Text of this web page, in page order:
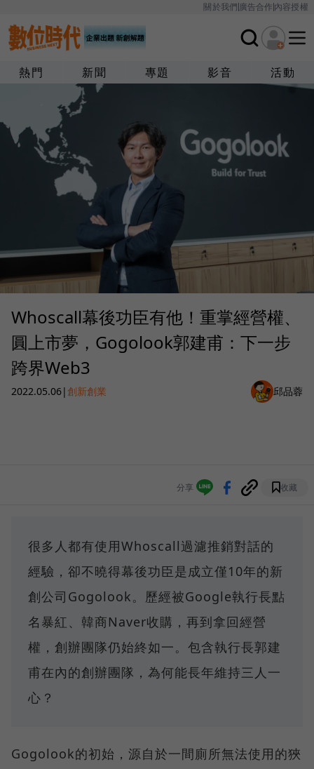
關於我們廣告合作內容授權
熱門 新聞 專題 影音 活動
Whoscall幕後功臣有他！重掌經營權、
圓上市夢，Gogolook郭建甫：下一步
跨界Web3
2022.05.06|創新創業 邱品蓉
分享 收藏
很多人都有使用Whoscall過濾推銷對話的
經驗，卻不曉得幕後功臣是成立僅10年的新
創公司Gogolook。歷經被Google執行長點
名暴紅、韓商Naver收購，再到拿回經營
權，創辦團隊仍始終如一。包含執行長郭建
甫在內的創辦團隊，為何能長年維持三人一
心？
Gogolook的初始，源自於一間廁所無法使用的狹